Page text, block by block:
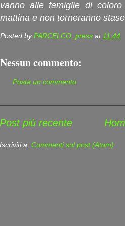
vanno alle famiglie di
mattina e non torneranno
Posted byPARCELCO_press at11:44
Nessun commento:
Posta un commento
Post più recente
Iscriviti a: Commenti sul post (Atom)